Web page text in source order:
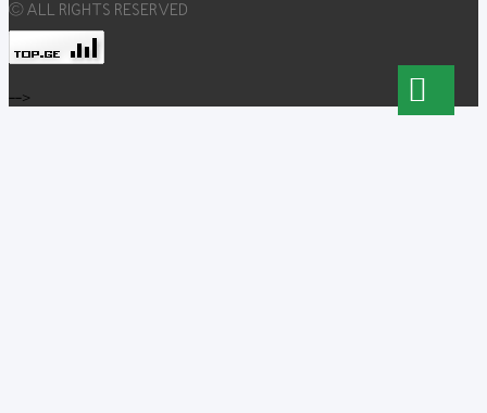
© ALL RIGHTS RESERVED
-->